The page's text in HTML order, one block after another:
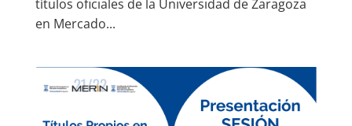
títulos oficiales de la Universidad de Zaragoza
en Mercado...